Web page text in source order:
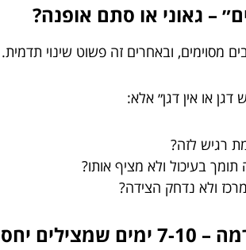
– גאוני או סתם אופנה?
מסוימים, ובאחרים זה פשוט שינוי
או אין דגן״ אלא:
רגיש לזה?
בעיכול ולא מציף אותו?
ולא נדחק הצידה?
יחסים